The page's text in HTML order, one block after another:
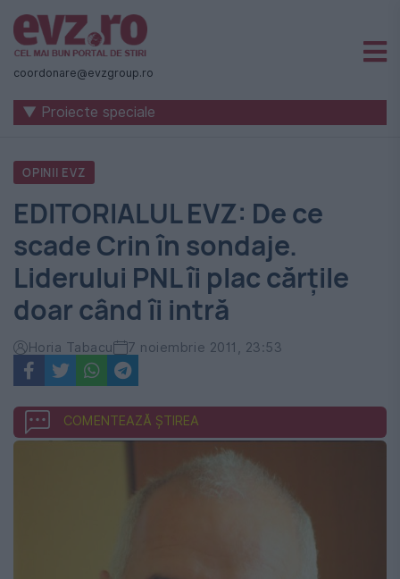
Știri
naționale
internaționale
România
-
Evenimentul
Zilei
coordonare@evzgroup.ro
▼ Proiecte speciale
OPINII EVZ
EDITORIALUL EVZ: De ce
scade Crin în sondaje.
Liderului PNL îi plac cărţile
doar când îi intră
Horia Tabacu 7 noiembrie 2011, 23:53
COMENTEAZĂ ȘTIREA